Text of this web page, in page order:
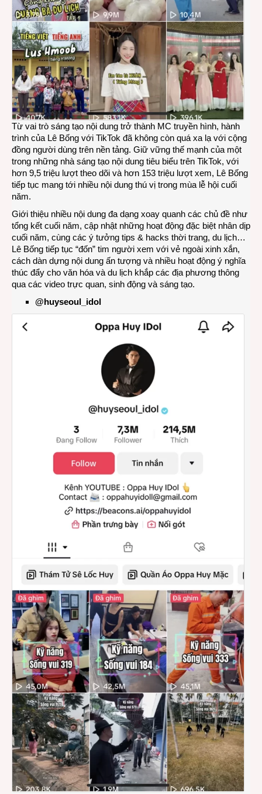
Từ vai trò sáng tạo nội dung trở thành MC truyền hình, hành
trình của Lê Bống với TikTok đã không còn quá xa lạ với cộng
đồng người dùng trên nền tảng. Giữ vững thế mạnh của một
trong những nhà sáng tạo nội dung tiêu biểu trên TikTok, với
hơn 9,5 triệu lượt theo dõi và hơn 153 triệu lượt xem, Lê Bống
tiếp tục mang tới nhiều nội dung thú vị trong mùa lễ hội cuối
năm.
Giới thiệu nhiều nội dung đa dạng xoay quanh các chủ đề như
tổng kết cuối năm, cập nhật những hoạt động đặc biệt nhân dịp
cuối năm, cùng các ý tưởng tips & hacks thời trang, du lịch…
Lê Bống tiếp tục “đốn” tim người xem với vẻ ngoài xinh xắn,
cách dàn dựng nội dung ấn tượng và nhiều hoạt động ý nghĩa
thúc đẩy cho văn hóa và du lịch khắp các địa phương thông
qua các video trực quan, sinh động và sáng tạo.
@huyseoul_idol